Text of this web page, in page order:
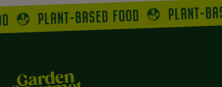
PLANT-BASED FOOD PLANT-